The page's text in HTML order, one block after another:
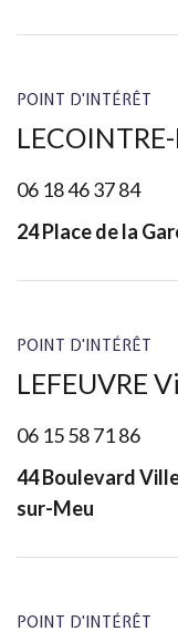
POINT D'INTÉRÊT
06 18 46 37 84
24 Place de la
POINT D'INTÉRÊT
LEFEUVRE
06 15 58 71 86
44 Boulevard
sur-Meu
POINT D'INTÉRÊT